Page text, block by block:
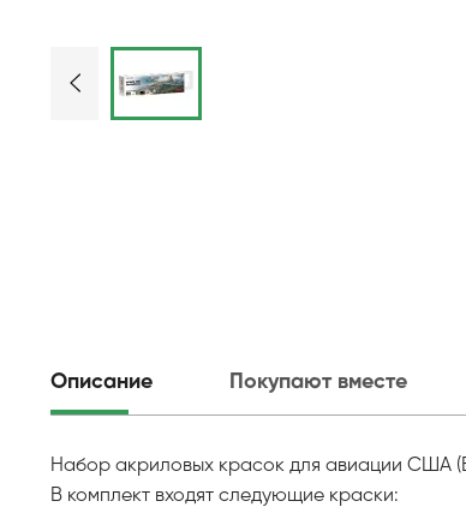
Описание Покупают вместе
Набор акриловых красок для авиации США
В комплект входят следующие краски: